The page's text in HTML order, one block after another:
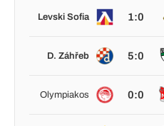
Levski Sofia 1:0
D. Záhřeb 5:0
Olympiakos 0:0